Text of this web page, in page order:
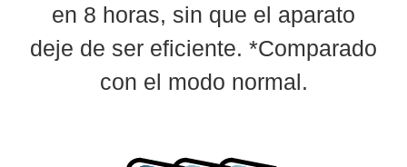
en 8 horas, sin que el aparato
deje de ser eficiente. *Comparado
con el modo normal.